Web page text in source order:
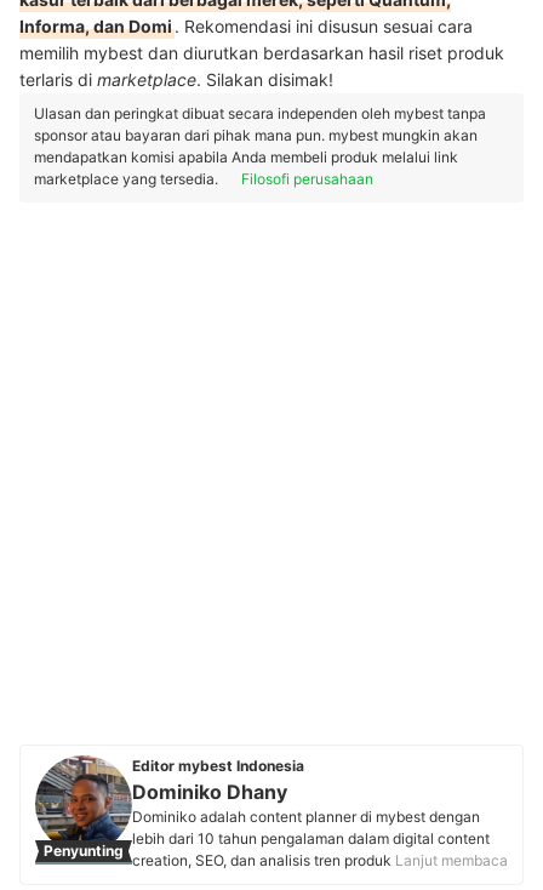
Informa, dan Domi. Rekomendasi ini disusun sesuai cara
memilih mybest dan diurutkan berdasarkan hasil riset produk
terlaris di marketplace. Silakan disimak!
Ulasan dan peringkat dibuat secara independen oleh mybest tanpa
sponsor atau bayaran dari pihak mana pun. mybest mungkin akan
mendapatkan komisi apabila Anda membeli produk melalui link
marketplace yang tersedia.
Filosofi perusahaan
Penyunting
Editor mybest Indonesia
Dominiko Dhany
Dominiko adalah content planner di mybest dengan
lebih dari 10 tahun pengalaman dalam digital content
creation, SEO, dan analisis tren produk. Memulai karier
Lanjut membaca